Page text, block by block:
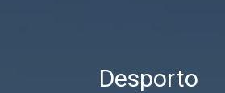
Desporto